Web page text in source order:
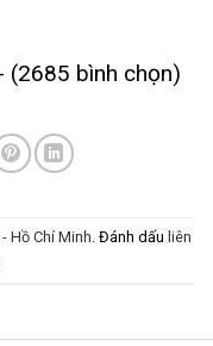
(2685 bình chọn)
Hồ Chí Minh. Đánh dấu liên